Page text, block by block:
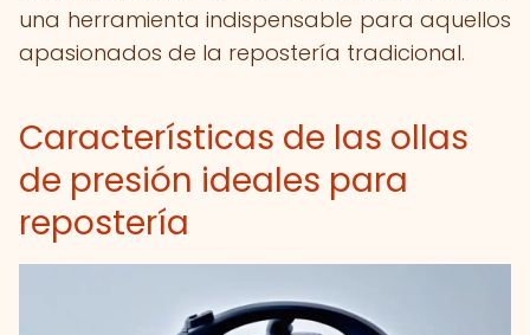
una herramienta indispensable para aquellos
apasionados de la repostería tradicional.
Características de las ollas
de presión ideales para
repostería